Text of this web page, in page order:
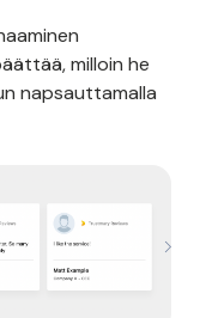
milloin he
napsauttamalla